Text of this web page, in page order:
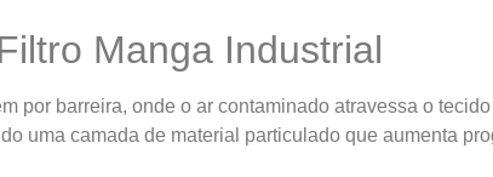
Manga Industrial
por barreira, onde o ar contaminado atravessa o
uma camada de material particulado que aumenta